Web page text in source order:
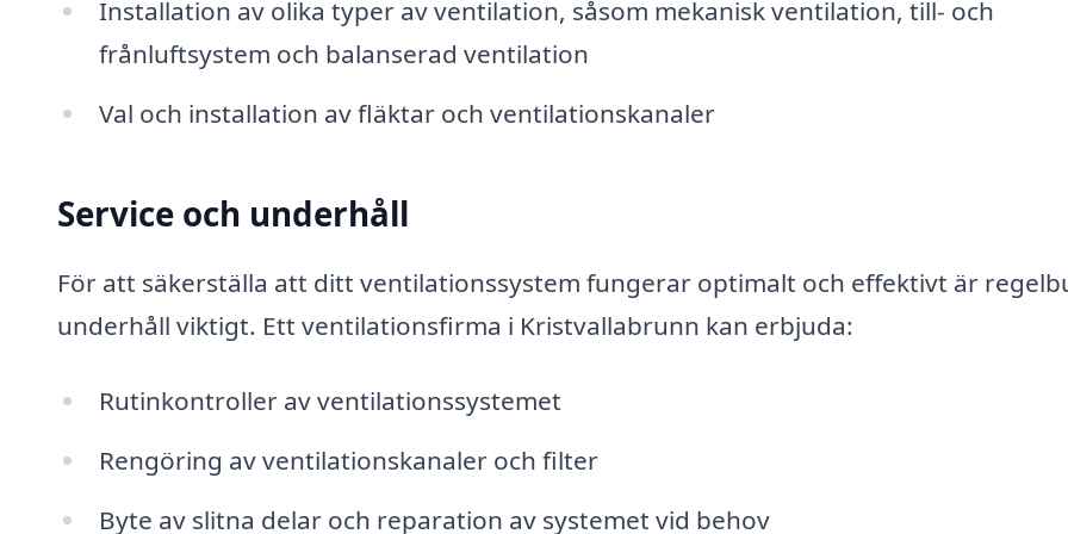
Installation av olika typer av ventilation, såsom mekanisk ventilation, till- och
frånluftsystem och balanserad ventilation
Val och installation av fläktar och ventilationskanaler
Service och underhåll
För att säkerställa att ditt ventilationssystem fungerar optimalt och effektivt är
underhåll viktigt. Ett ventilationsfirma i Kristvallabrunn kan erbjuda:
Rutinkontroller av ventilationssystemet
Rengöring av ventilationskanaler och filter
Byte av slitna delar och reparation av systemet vid behov